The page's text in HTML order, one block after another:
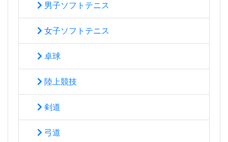
男子ソフトテニス
女子ソフトテニス
卓球
陸上競技
剣道
弓道